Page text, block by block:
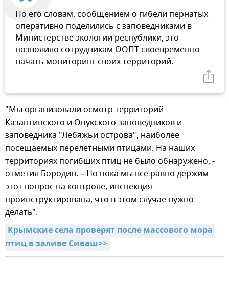
По его словам, сообщением о гибели пернатых
оперативно поделились с заповедниками в
Министерстве экологии республики, это
позволило сотрудникам ООПТ своевременно
начать мониторинг своих территорий.
"Мы организовали осмотр территорий
Казантипского и Опукского заповедников и
заповедника "Лебяжьи острова", наиболее
посещаемых перелетными птицами. На наших
территориях погибших птиц не было обнаружено, -
отметил Бородин. – Но пока мы все равно держим
этот вопрос на контроле, инспекция
проинструктирована, что в этом случае нужно
делать".
Крымские села проверят после массового мора
птиц в заливе Сиваш>>